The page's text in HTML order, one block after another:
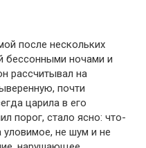
после нескольких
бессонными ночами и
рассчитывал на
почти
царила в его
порог, стало ясно: что-
не шум и не